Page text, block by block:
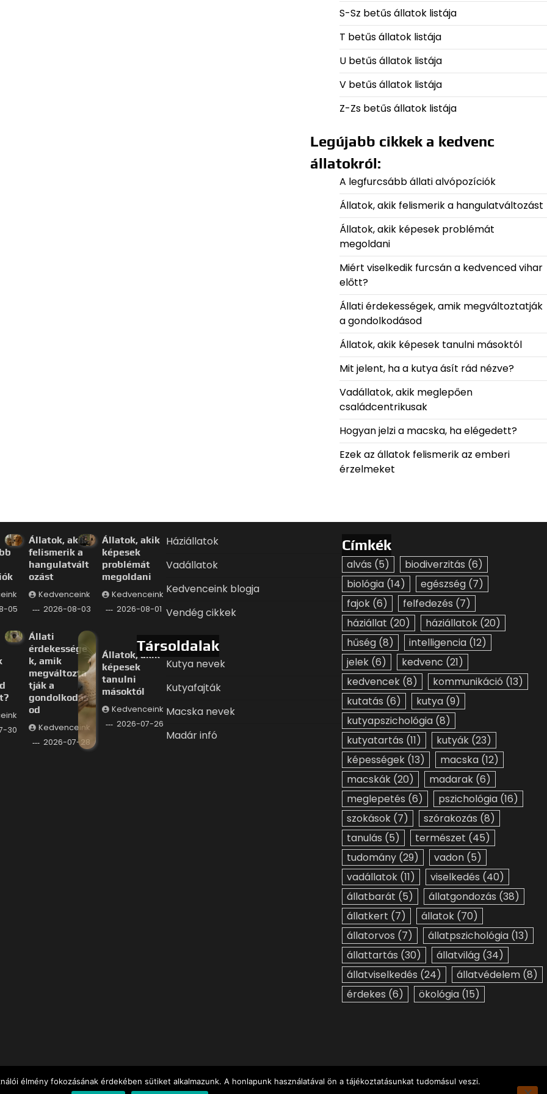
S-Sz betűs állatok listája
T betűs állatok listája
U betűs állatok listája
V betűs állatok listája
Z-Zs betűs állatok listája
Legújabb cikkek a kedvenc
állatokról:
A legfurcsább állati alvópozíciók
Állatok, akik felismerik a hangulatváltozást
Állatok, akik képesek problémát
megoldani
Miért viselkedik furcsán a kedvenced vihar
előtt?
Állati érdekességek, amik megváltoztatják
a gondolkodásod
Állatok, akik képesek tanulni másoktól
Mit jelent, ha a kutya ásít rád nézve?
Vadállatok, akik meglepően
családcentrikusak
Hogyan jelzi a macska, ha elégedett?
Ezek az állatok felismerik az emberi
érzelmeket
05
Állatok, akik
felismerik a
hangulatvált
ozást
Kedvenceink
2026-08-03
Állatok, akik
képesek
problémát
megoldani
Kedvenceink
2026-08-01
30
Állati
érdekessége
k, amik
megváltozta
tják a
gondolkodás
od
Kedvenceink
2026-07-28
Állatok, akik
képesek
tanulni
másoktól
Kedvenceink
2026-07-26
Háziállatok
Vadállatok
Kedvenceink blogja
Vendég cikkek
Társoldalak
Kutya nevek
Kutyafajták
Macska nevek
Madár infó
Címkék
alvás (5) biodiverzitás (6)
biológia (14) egészség (7)
fajok (6) felfedezés (7)
háziállat (20) háziállatok (20)
hűség (8) intelligencia (12)
jelek (6) kedvenc (21)
kedvencek (8) kommunikáció (13)
kutatás (6) kutya (9)
kutyapszichológia (8)
kutyatartás (11) kutyák (23)
képességek (13) macska (12)
macskák (20) madarak (6)
meglepetés (6) pszichológia (16)
szokások (7) szórakozás (8)
tanulás (5) természet (45)
tudomány (29) vadon (5)
vadállatok (11) viselkedés (40)
állatbarát (5) állatgondozás (38)
állatkert (7) állatok (70)
állatorvos (7) állatpszichológia (13)
állattartás (30) állatvilág (34)
állatviselkedés (24) állatvédelem (8)
érdekes (6) ökológia (15)
élmény fokozásának érdekében sütiket alkalmazunk. A honlapunk használatával ön a tájékoztatásunkat tudomásul veszi.